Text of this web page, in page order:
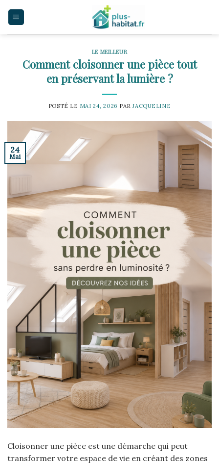
LE MEILLEUR
Comment cloisonner une pièce tout
en préservant la lumière ?
POSTÉ LE MAI 24, 2026 PARJACQUELINE
24
Mai
Cloisonner une pièce est une démarche qui peut
transformer votre espace de vie en créant des zones